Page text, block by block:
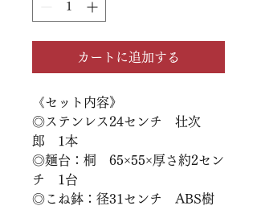
カートに追加する
《セット内容》
◎ステンレス24センチ　壮次
郎　1本
◎麺台：桐　65×55×厚さ約2セン
チ　1台
◎こね鉢：径31センチ　ABS樹